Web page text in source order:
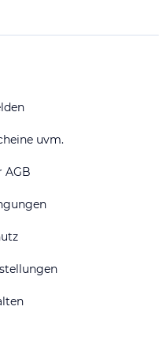
uvm.
AGB